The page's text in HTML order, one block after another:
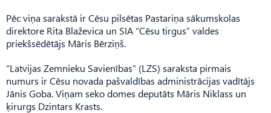
Pēc viņa sarakstā ir Cēsu pilsētas Pastariņa sākumskolas
direktore Rita Blaževica un SIA “Cēsu tirgus” valdes
priekšsēdētājs Māris Bērziņš.
“Latvijas Zemnieku Savienības” (LZS) saraksta pirmais
numurs ir Cēsu novada pašvaldības administrācijas vadītājs
Jānis Goba. Viņam seko domes deputāts Māris Niklass un
ķirurgs Dzintars Krasts.